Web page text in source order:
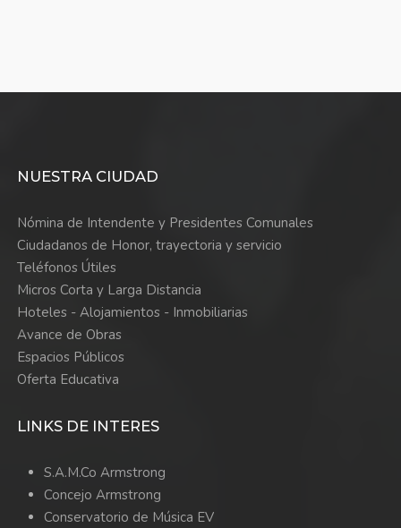
NUESTRA CIUDAD
Nómina de Intendente y Presidentes Comunales
Ciudadanos de Honor, trayectoria y servicio
Teléfonos Útiles
Micros Corta y Larga Distancia
Hoteles - Alojamientos - Inmobiliarias
Avance de Obras
Espacios Públicos
Oferta Educativa
LINKS DE INTERES
S.A.M.Co Armstrong
Concejo Armstrong
Conservatorio de Música EV